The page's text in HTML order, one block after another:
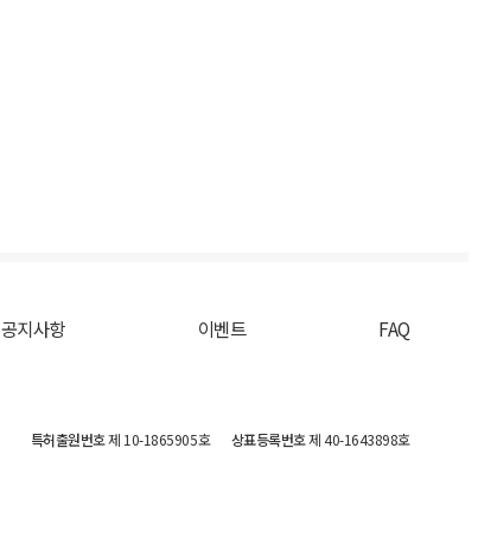
공지사항 이벤트 FAQ
특허출원번호제 10-1865905호 상표등록번호제 40-1643898호